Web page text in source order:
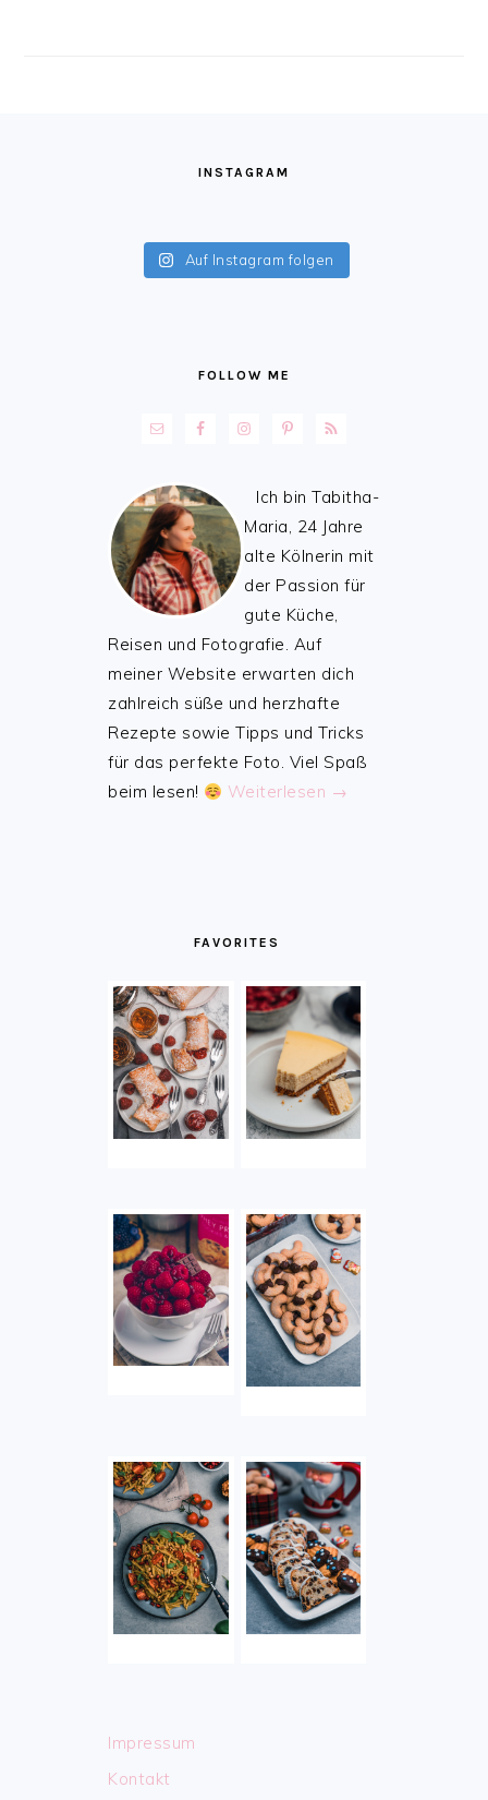
INSTAGRAM
Auf Instagram folgen
FOLLOW ME
Ich bin Tabitha-
Maria, 24 Jahre
alte Kölnerin mit
der Passion für
gute Küche,
Reisen und Fotografie. Auf
meiner Website erwarten dich
zahlreich süße und herzhafte
Rezepte sowie Tipps und Tricks
für das perfekte Foto. Viel Spaß
beim lesen!
Weiterlesen →
FAVORITES
Impressum
Kontakt